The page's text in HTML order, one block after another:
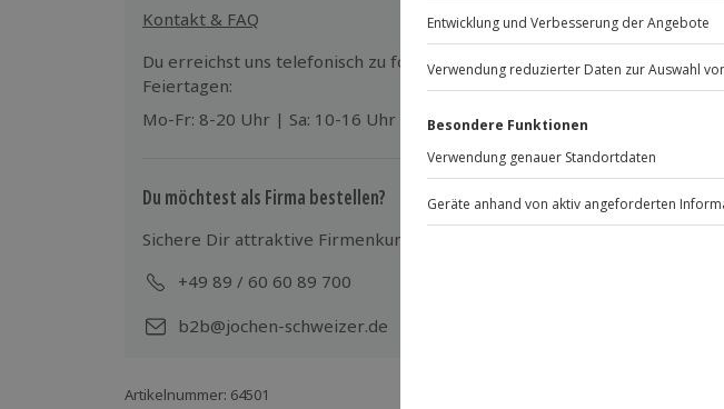
Spezifische Gerichte (vegetarisch) auf Anfrage möglich
Kontakt & FAQ
81671 München
Du erreichst uns telefonisch zu folgenden Zeiten, außer an bundesweiten
Feiertagen:
Mo-Fr: 8-20 Uhr | Sa: 10-16 Uhr
Du möchtest als Firma bestellen?
Sichere Dir attraktive Firmenkunden Vorteile.
+49 89 / 60 60 89 700
b2b@jochen-schweizer.de
Artikelnummer: 64501